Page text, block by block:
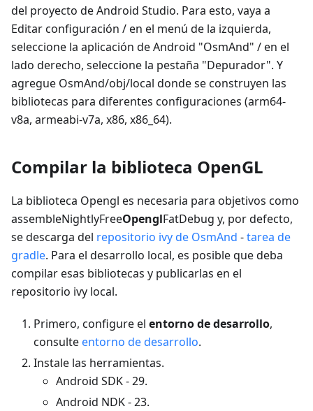
del proyecto de Android Studio. Para esto, vaya a
Editar configuración / en el menú de la izquierda,
seleccione la aplicación de Android "OsmAnd" / en el
lado derecho, seleccione la pestaña "Depurador". Y
agregue OsmAnd/obj/local donde se construyen las
bibliotecas para diferentes configuraciones (arm64-
v8a, armeabi-v7a, x86, x86_64).
Compilar la biblioteca OpenGL
La biblioteca Opengl es necesaria para objetivos como
assembleNightlyFreeOpenglFatDebug y, por defecto,
se descarga del repositorio ivy de OsmAnd -tarea de
gradle. Para el desarrollo local, es posible que deba
compilar esas bibliotecas y publicarlas en el
repositorio ivy local.
Primero, configure el entorno de desarrollo,
consulte entorno de desarrollo.
Instale las herramientas.
Android SDK - 29.
Android NDK - 23.